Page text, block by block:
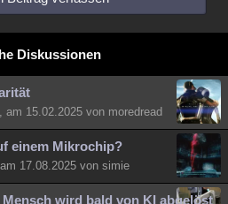
Diskussionen
15.02.2025 von moredread
einem Mikrochip?
17.08.2025 von simie
wird bald von KI abgelöst